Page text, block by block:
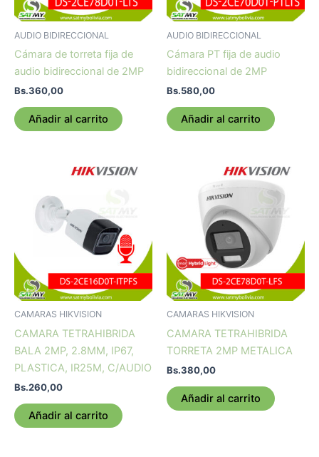
AUDIO BIDIRECCIONAL
Cámara de torreta fija de
audio bidireccional de 2MP
Bs.360,00
Añadir al carrito
AUDIO BIDIRECCIONAL
Cámara PT fija de audio
bidireccional de 2MP
Bs.580,00
Añadir al carrito
CAMARAS HIKVISION
CAMARA TETRAHIBRIDA
BALA 2MP, 2.8MM, IP67,
PLASTICA, IR25M, C/AUDIO
Bs.260,00
Añadir al carrito
CAMARAS HIKVISION
CAMARA TETRAHIBRIDA
TORRETA 2MP METALICA
Bs.380,00
Añadir al carrito